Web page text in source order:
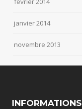
janvier 2014
novembre 2013
INFORMATIONS